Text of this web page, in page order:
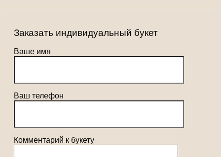
Заказать индивидуальный букет
Ваше имя
Ваш телефон
Комментарий к букету